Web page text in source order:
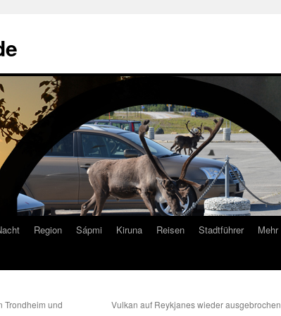
Region Sápmi Kiruna Reisen Stadtführer Mehr
Trondheim und
Vulkan auf Reykjanes wieder ausgebrochen